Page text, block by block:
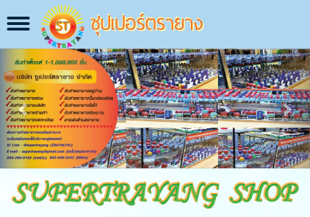
Toggle
navigation
ซุปเปอร์ตรายาง
Previous Next